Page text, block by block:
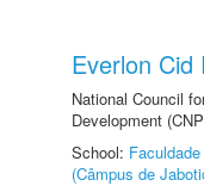
Everlon Cid
National Council
Development
School:
(Câmpus de